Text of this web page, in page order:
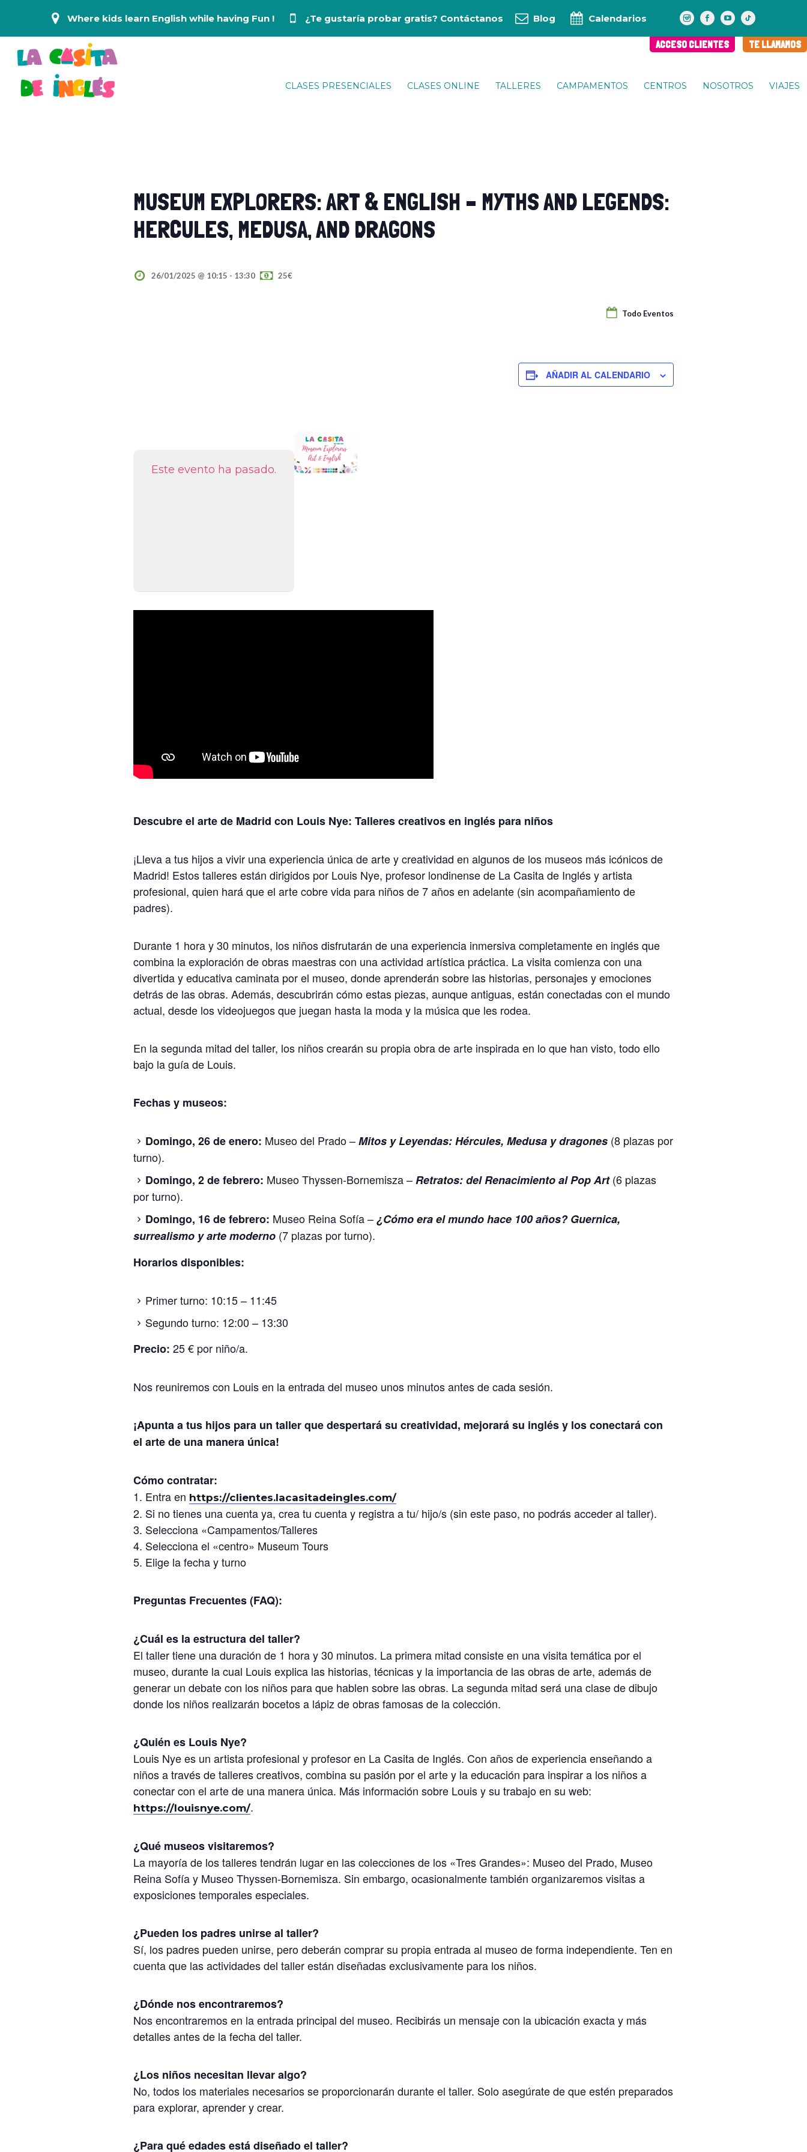
Where kids learn English while having Fun ! ¿Te gustaría probar gratis? Contáctanos Blog Calendarios
ACCESO CLIENTES TE LLAMAMOS
CLASES PRESENCIALES CLASES ONLINE TALLERES CAMPAMENTOS CENTROS NOSOTROS VIAJES
MUSEUM EXPLORERS: ART & ENGLISH – MYTHS AND LEGENDS:
HERCULES, MEDUSA, AND DRAGONS
26/01/2025 @ 10:15 - 13:30 25€
Todo Eventos
AÑADIR AL CALENDARIO
Este evento ha pasado.
Descubre el arte de Madrid con Louis Nye: Talleres creativos en inglés para niños
¡Lleva a tus hijos a vivir una experiencia única de arte y creatividad en algunos de los museos más icónicos de
Madrid! Estos talleres están dirigidos por Louis Nye, profesor londinense de La Casita de Inglés y artista
profesional, quien hará que el arte cobre vida para niños de 7 años en adelante (sin acompañamiento de
padres).
Durante 1 hora y 30 minutos, los niños disfrutarán de una experiencia inmersiva completamente en inglés que
combina la exploración de obras maestras con una actividad artística práctica. La visita comienza con una
divertida y educativa caminata por el museo, donde aprenderán sobre las historias, personajes y emociones
detrás de las obras. Además, descubrirán cómo estas piezas, aunque antiguas, están conectadas con el mundo
actual, desde los videojuegos que juegan hasta la moda y la música que les rodea.
En la segunda mitad del taller, los niños crearán su propia obra de arte inspirada en lo que han visto, todo ello
bajo la guía de Louis.
Fechas y museos:
Domingo, 26 de enero: Museo del Prado –Mitos y Leyendas: Hércules, Medusa y dragones (8 plazas por
turno).
Domingo, 2 de febrero: Museo Thyssen-Bornemisza –Retratos: del Renacimiento al Pop Art (6 plazas
por turno).
Domingo, 16 de febrero: Museo Reina Sofía –¿Cómo era el mundo hace 100 años? Guernica,
surrealismo y arte moderno (7 plazas por turno).
Horarios disponibles:
Primer turno: 10:15 – 11:45
Segundo turno: 12:00 – 13:30
Precio: 25 € por niño/a.
Nos reuniremos con Louis en la entrada del museo unos minutos antes de cada sesión.
¡Apunta a tus hijos para un taller que despertará su creatividad, mejorará su inglés y los conectará con
el arte de una manera única!
Cómo contratar:
1. Entra en https://clientes.lacasitadeingles.com/
2. Si no tienes una cuenta ya, crea tu cuenta y registra a tu/ hijo/s (sin este paso, no podrás acceder al taller).
3. Selecciona «Campamentos/Talleres
4. Selecciona el «centro» Museum Tours
5. Elige la fecha y turno
Preguntas Frecuentes (FAQ):
¿Cuál es la estructura del taller?
El taller tiene una duración de 1 hora y 30 minutos. La primera mitad consiste en una visita temática por el
museo, durante la cual Louis explica las historias, técnicas y la importancia de las obras de arte, además de
generar un debate con los niños para que hablen sobre las obras. La segunda mitad será una clase de dibujo
donde los niños realizarán bocetos a lápiz de obras famosas de la colección.
¿Quién es Louis Nye?
Louis Nye es un artista profesional y profesor en La Casita de Inglés. Con años de experiencia enseñando a
niños a través de talleres creativos, combina su pasión por el arte y la educación para inspirar a los niños a
conectar con el arte de una manera única. Más información sobre Louis y su trabajo en su web:
https://louisnye.com/.
¿Qué museos visitaremos?
La mayoría de los talleres tendrán lugar en las colecciones de los «Tres Grandes»: Museo del Prado, Museo
Reina Sofía y Museo Thyssen-Bornemisza. Sin embargo, ocasionalmente también organizaremos visitas a
exposiciones temporales especiales.
¿Pueden los padres unirse al taller?
Sí, los padres pueden unirse, pero deberán comprar su propia entrada al museo de forma independiente. Ten en
cuenta que las actividades del taller están diseñadas exclusivamente para los niños.
¿Dónde nos encontraremos?
Nos encontraremos en la entrada principal del museo. Recibirás un mensaje con la ubicación exacta y más
detalles antes de la fecha del taller.
¿Los niños necesitan llevar algo?
No, todos los materiales necesarios se proporcionarán durante el taller. Solo asegúrate de que estén preparados
para explorar, aprender y crear.
¿Para qué edades está diseñado el taller?